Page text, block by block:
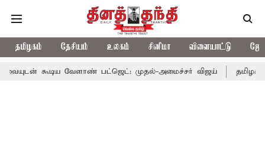
தமிழகம் தேசியம் உலகம் சினிமா விளையாட்டு
வேளாண் பட்ஜெட்: முதல்-அமைச்சர் விஜய் தமிழக அரசியலில்